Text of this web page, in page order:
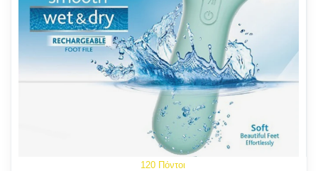
120 Πόντοι